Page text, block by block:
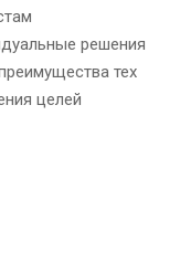
решения
тех
целей